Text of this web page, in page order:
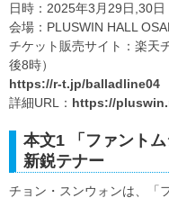
日時：2025年3月29日,30日
会場：PLUSWIN HALL
チケット販売サイト：楽天
後8時）
https://r-t.jp/balladline04
詳細URL： https://
本文1 「ファントム
新鋭テナー
チョン・スンウォンは、「